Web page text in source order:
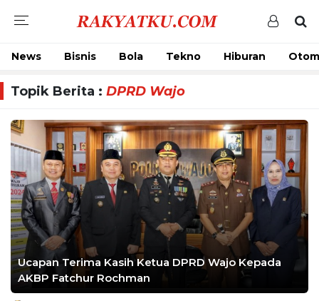
News Bisnis Bola Tekno Hiburan
Topik Berita : DPRD Wajo
Ucapan Terima Kasih Ketua DPRD Wajo Kepada
AKBP Fatchur Rochman